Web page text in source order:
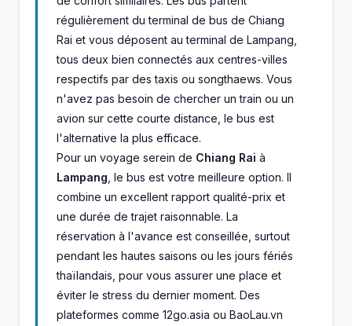
régulièrement du terminal de bus de Chiang
Rai et vous déposent au terminal de Lampang,
tous deux bien connectés aux centres-villes
respectifs par des taxis ou songthaews. Vous
n'avez pas besoin de chercher un train ou un
avion sur cette courte distance, le bus est
l'alternative la plus efficace.
Pour un voyage serein de Chiang Rai à
Lampang , le bus est votre meilleure option. Il
combine un excellent rapport qualité-prix et
une durée de trajet raisonnable. La
réservation à l'avance est conseillée, surtout
pendant les hautes saisons ou les jours fériés
thaïlandais, pour vous assurer une place et
éviter le stress du dernier moment. Des
plateformes comme 12go.asia ou BaoLau.vn